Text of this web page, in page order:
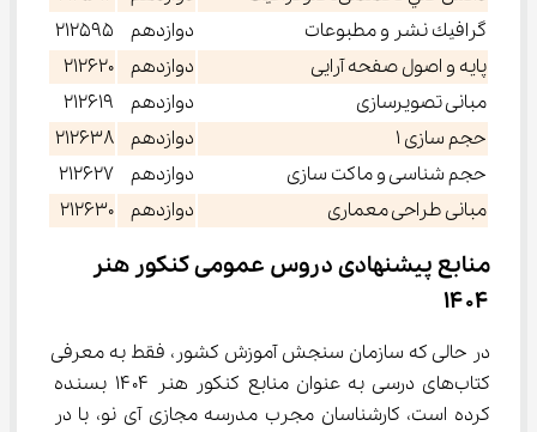
گرافيك نشر و مطبوعات
دوازدهم
212595
پايه و اصول صفحه آرايی
دوازدهم
212620
مبانی تصويرسازی
دوازدهم
212619
حجم سازی 1
دوازدهم
212638
حجم شناسی و ماكت سازی
دوازدهم
212627
مبانی طراحی معماری
دوازدهم 212630
منابع پیشنهادی دروس عمومی کنکور هنر
۱۴۰۴
در حالی که سازمان سنجش آموزش کشور، فقط به معرفی
کتاب‌های درسی به عنوان منابع کنکور هنر ۱۴۰۴ بسنده
کرده است، کارشناسان مجرب مدرسه مجازی آی نو، با در